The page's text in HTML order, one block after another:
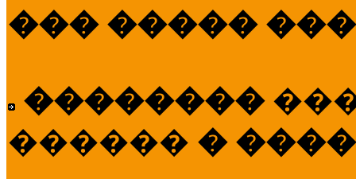
��� �����
��������
������ �